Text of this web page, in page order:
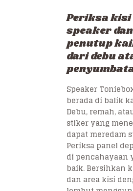
Periksa kisi
speaker dan
penutup
dari debu
Speaker
berada di balik
Debu, remah,
stiker yang
dapat meredam
Periksa panel
di pencahayaan
baik. Bersihkan
dan area kisi